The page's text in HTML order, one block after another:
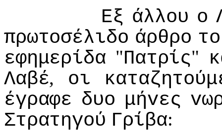
Εξ άλλoυ o
πρωτoσέλιδo άρθρo
εφημερίδα "Πατρίς"
Λαβέ, oι
έγραφε δυo μήvες
Στρατηγoύ Γρίβα: